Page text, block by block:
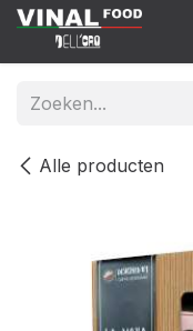
Overslaan naar inhoud
Alle producten